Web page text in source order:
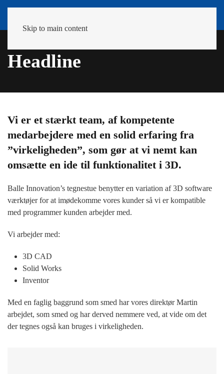
Skip to main content
Headline
Vi er et stærkt team, af kompetente
medarbejdere med en solid erfaring fra
”virkeligheden”, som gør at vi nemt kan
omsætte en ide til funktionalitet i 3D.
Balle Innovation’s tegnestue benytter en variation af 3D software
værktøjer for at imødekomme vores kunder så vi er kompatible
med programmer kunden arbejder med.
Vi arbejder med:
3D CAD
Solid Works
Inventor
Med en faglig baggrund som smed har vores direktør Martin
arbejdet, som smed og har derved nemmere ved, at vide om det
der tegnes også kan bruges i virkeligheden.